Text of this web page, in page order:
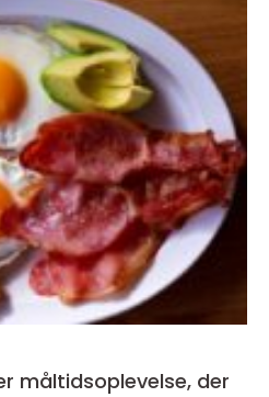
måltidsoplevelse, der